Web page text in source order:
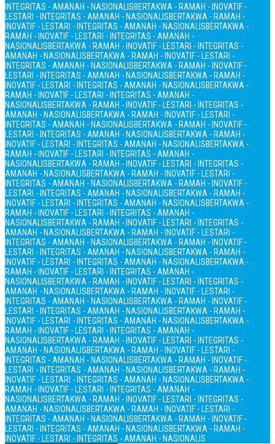
INTEGRITAS - AMANAH - NASIONALISBERTAKWA - RAMAH - INOVATIF -
LESTARI - INTEGRITAS - AMANAH - NASIONALISBERTAKWA - RAMAH -
INOVATIF - LESTARI - INTEGRITAS - AMANAH - NASIONALISBERTAKWA -
RAMAH - INOVATIF - LESTARI - INTEGRITAS - AMANAH -
NASIONALISBERTAKWA - RAMAH - INOVATIF - LESTARI - INTEGRITAS -
AMANAH - NASIONALISBERTAKWA - RAMAH - INOVATIF - LESTARI -
INTEGRITAS - AMANAH - NASIONALISBERTAKWA - RAMAH - INOVATIF -
LESTARI - INTEGRITAS - AMANAH - NASIONALISBERTAKWA - RAMAH -
INOVATIF - LESTARI - INTEGRITAS - AMANAH - NASIONALISBERTAKWA -
RAMAH - INOVATIF - LESTARI - INTEGRITAS - AMANAH -
NASIONALISBERTAKWA - RAMAH - INOVATIF - LESTARI - INTEGRITAS -
AMANAH - NASIONALISBERTAKWA - RAMAH - INOVATIF - LESTARI -
INTEGRITAS - AMANAH - NASIONALISBERTAKWA - RAMAH - INOVATIF -
LESTARI - INTEGRITAS - AMANAH - NASIONALISBERTAKWA - RAMAH -
INOVATIF - LESTARI - INTEGRITAS - AMANAH - NASIONALISBERTAKWA -
RAMAH - INOVATIF - LESTARI - INTEGRITAS - AMANAH -
NASIONALISBERTAKWA - RAMAH - INOVATIF - LESTARI - INTEGRITAS -
AMANAH - NASIONALISBERTAKWA - RAMAH - INOVATIF - LESTARI -
INTEGRITAS - AMANAH - NASIONALISBERTAKWA - RAMAH - INOVATIF -
LESTARI - INTEGRITAS - AMANAH - NASIONALISBERTAKWA - RAMAH -
INOVATIF - LESTARI - INTEGRITAS - AMANAH - NASIONALISBERTAKWA -
RAMAH - INOVATIF - LESTARI - INTEGRITAS - AMANAH -
NASIONALISBERTAKWA - RAMAH - INOVATIF - LESTARI - INTEGRITAS -
AMANAH - NASIONALISBERTAKWA - RAMAH - INOVATIF - LESTARI -
INTEGRITAS - AMANAH - NASIONALISBERTAKWA - RAMAH - INOVATIF -
LESTARI - INTEGRITAS - AMANAH - NASIONALISBERTAKWA - RAMAH -
INOVATIF - LESTARI - INTEGRITAS - AMANAH - NASIONALISBERTAKWA -
RAMAH - INOVATIF - LESTARI - INTEGRITAS - AMANAH -
NASIONALISBERTAKWA - RAMAH - INOVATIF - LESTARI - INTEGRITAS -
AMANAH - NASIONALISBERTAKWA - RAMAH - INOVATIF - LESTARI -
INTEGRITAS - AMANAH - NASIONALISBERTAKWA - RAMAH - INOVATIF -
LESTARI - INTEGRITAS - AMANAH - NASIONALISBERTAKWA - RAMAH -
INOVATIF - LESTARI - INTEGRITAS - AMANAH - NASIONALISBERTAKWA -
RAMAH - INOVATIF - LESTARI - INTEGRITAS - AMANAH -
NASIONALISBERTAKWA - RAMAH - INOVATIF - LESTARI - INTEGRITAS -
AMANAH - NASIONALISBERTAKWA - RAMAH - INOVATIF - LESTARI -
INTEGRITAS - AMANAH - NASIONALISBERTAKWA - RAMAH - INOVATIF -
LESTARI - INTEGRITAS - AMANAH - NASIONALISBERTAKWA - RAMAH -
INOVATIF - LESTARI - INTEGRITAS - AMANAH - NASIONALISBERTAKWA -
RAMAH - INOVATIF - LESTARI - INTEGRITAS - AMANAH -
NASIONALISBERTAKWA - RAMAH - INOVATIF - LESTARI - INTEGRITAS -
AMANAH - NASIONALISBERTAKWA - RAMAH - INOVATIF - LESTARI -
INTEGRITAS - AMANAH - NASIONALISBERTAKWA - RAMAH - INOVATIF -
LESTARI - INTEGRITAS - AMANAH - NASIONALISBERTAKWA - RAMAH -
INOVATIF - LESTARI - INTEGRITAS - AMANAH - NASIONALIS